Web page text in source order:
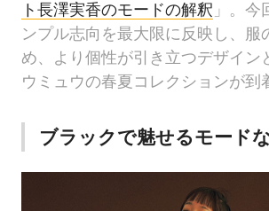
ト長澤実香のモードの解釈 」。今
ンプル志向を最大限に反映し、服
め、より個性が引き立つデザイン
ウミュウの春夏コレクションが到
ブラックで魅せるモード